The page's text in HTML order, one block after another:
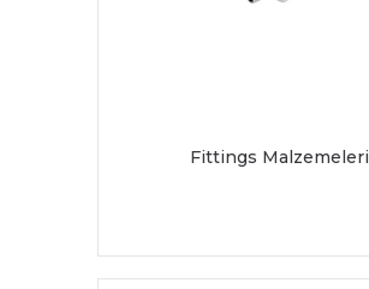
Fittings Malzemeleri